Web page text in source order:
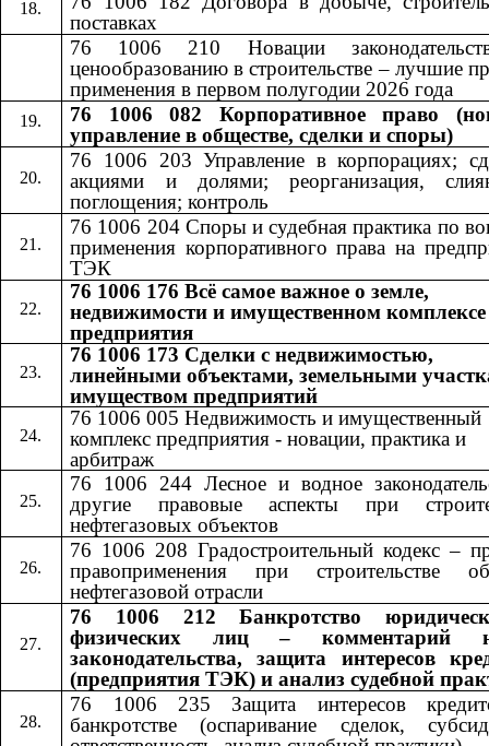
поставках
76 1006 210 Новации
ценообразованию в строительстве – лучшие
применения в первом полугодии 2026 года
76 1006 082 Корпоративное право
управление в обществе, сделки и споры)
76 1006 203 Управление в корпорациях;
акциями и долями; реорганизация,
поглощения; контроль
76 1006 204 Споры и судебная практика по
применения корпоративного права на
ТЭК
76 1006 176 Всё самое важное о земле,
недвижимости и имущественном комплексе
предприятия
76 1006 173 Сделки с недвижимостью,
линейными объектами, земельными
имуществом предприятий
76 1006 005 Недвижимость и имущественный
комплекс предприятия - новации, практика и
арбитраж
76 1006 244 Лесное и водное
другие правовые аспекты при
нефтегазовых объектов
76 1006 208 Градостроительный кодекс –
правоприменения при строительстве
нефтегазовой отрасли
76 1006 212 Банкротство
физических лиц – комментарий
законодательства, защита интересов
(предприятия ТЭК) и анализ судебной
76 1006 235 Защита интересов
банкротстве (оспаривание сделок,